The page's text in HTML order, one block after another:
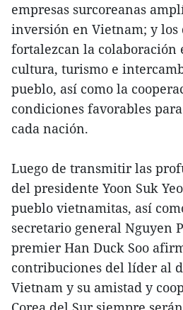
empresas surcoreanas
inversión en Vietnam; y los
fortalezcan la colaboración
cultura, turismo e
pueblo, así como la
condiciones favorables
cada nación.
Luego de transmitir las
del presidente Yoon Suk
pueblo vietnamitas, así
secretario general Nguyen
premier Han Duck Soo
contribuciones del líder al
Vietnam y su amistad y